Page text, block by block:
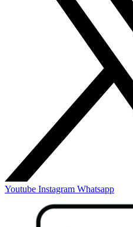
Youtube Instagram Whatsapp